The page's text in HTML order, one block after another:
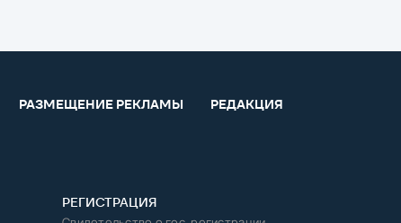
РАЗМЕЩЕНИЕ РЕКЛАМЫ РЕДАКЦИЯ
РЕГИСТРАЦИЯ